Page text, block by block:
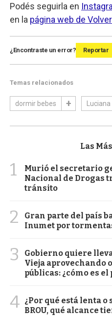
Podés seguirla en
en la página web de
¿Encontraste un error? Reportar
Temas relacionados
dormir bebes
Las
1
Murió el secretario
Nacional de Drogas
tránsito
2
Gran parte del país
Inumet por
3
Gobierno quiere
Vieja aprovechando
públicas: ¿cómo es el
4 ¿Por qué está lenta
BROU, qué alcance